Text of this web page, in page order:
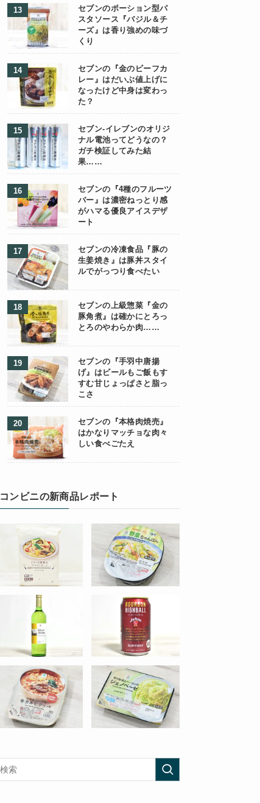
セブンのポーション型パ
スタソース『バジル＆チ
ーズ』は香り強めの味づ
くり
セブンの『金のビーフカ
レー』はだいぶ値上げに
なったけど中身は変わっ
た？
セブン-イレブンのオリジ
ナル電池ってどうなの？
ガチ検証してみた結
果……
セブンの『4種のフルーツ
バー』は濃密ねっとり感
がハマる優良アイスデザ
ート
セブンの冷凍食品『豚の
生姜焼き』は豚丼スタイ
ルでがっつり食べたい
セブンの上級惣菜『金の
豚角煮』は確かにとろっ
とろのやわらか肉……
セブンの『手羽中唐揚
げ』はビールもご飯もす
すむ甘じょっぱさと脂っ
こさ
セブンの『本格肉焼売』
はかなりマッチョな肉々
しい食べごたえ
コンビニの新商品レポート